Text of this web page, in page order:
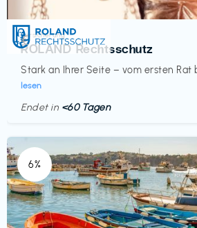
Versicherung
ROLAND Rechtsschutz
Stark an Ihrer Seite – vom ersten Rat
lesen
€‎
Endet in <60 Tagen
6%